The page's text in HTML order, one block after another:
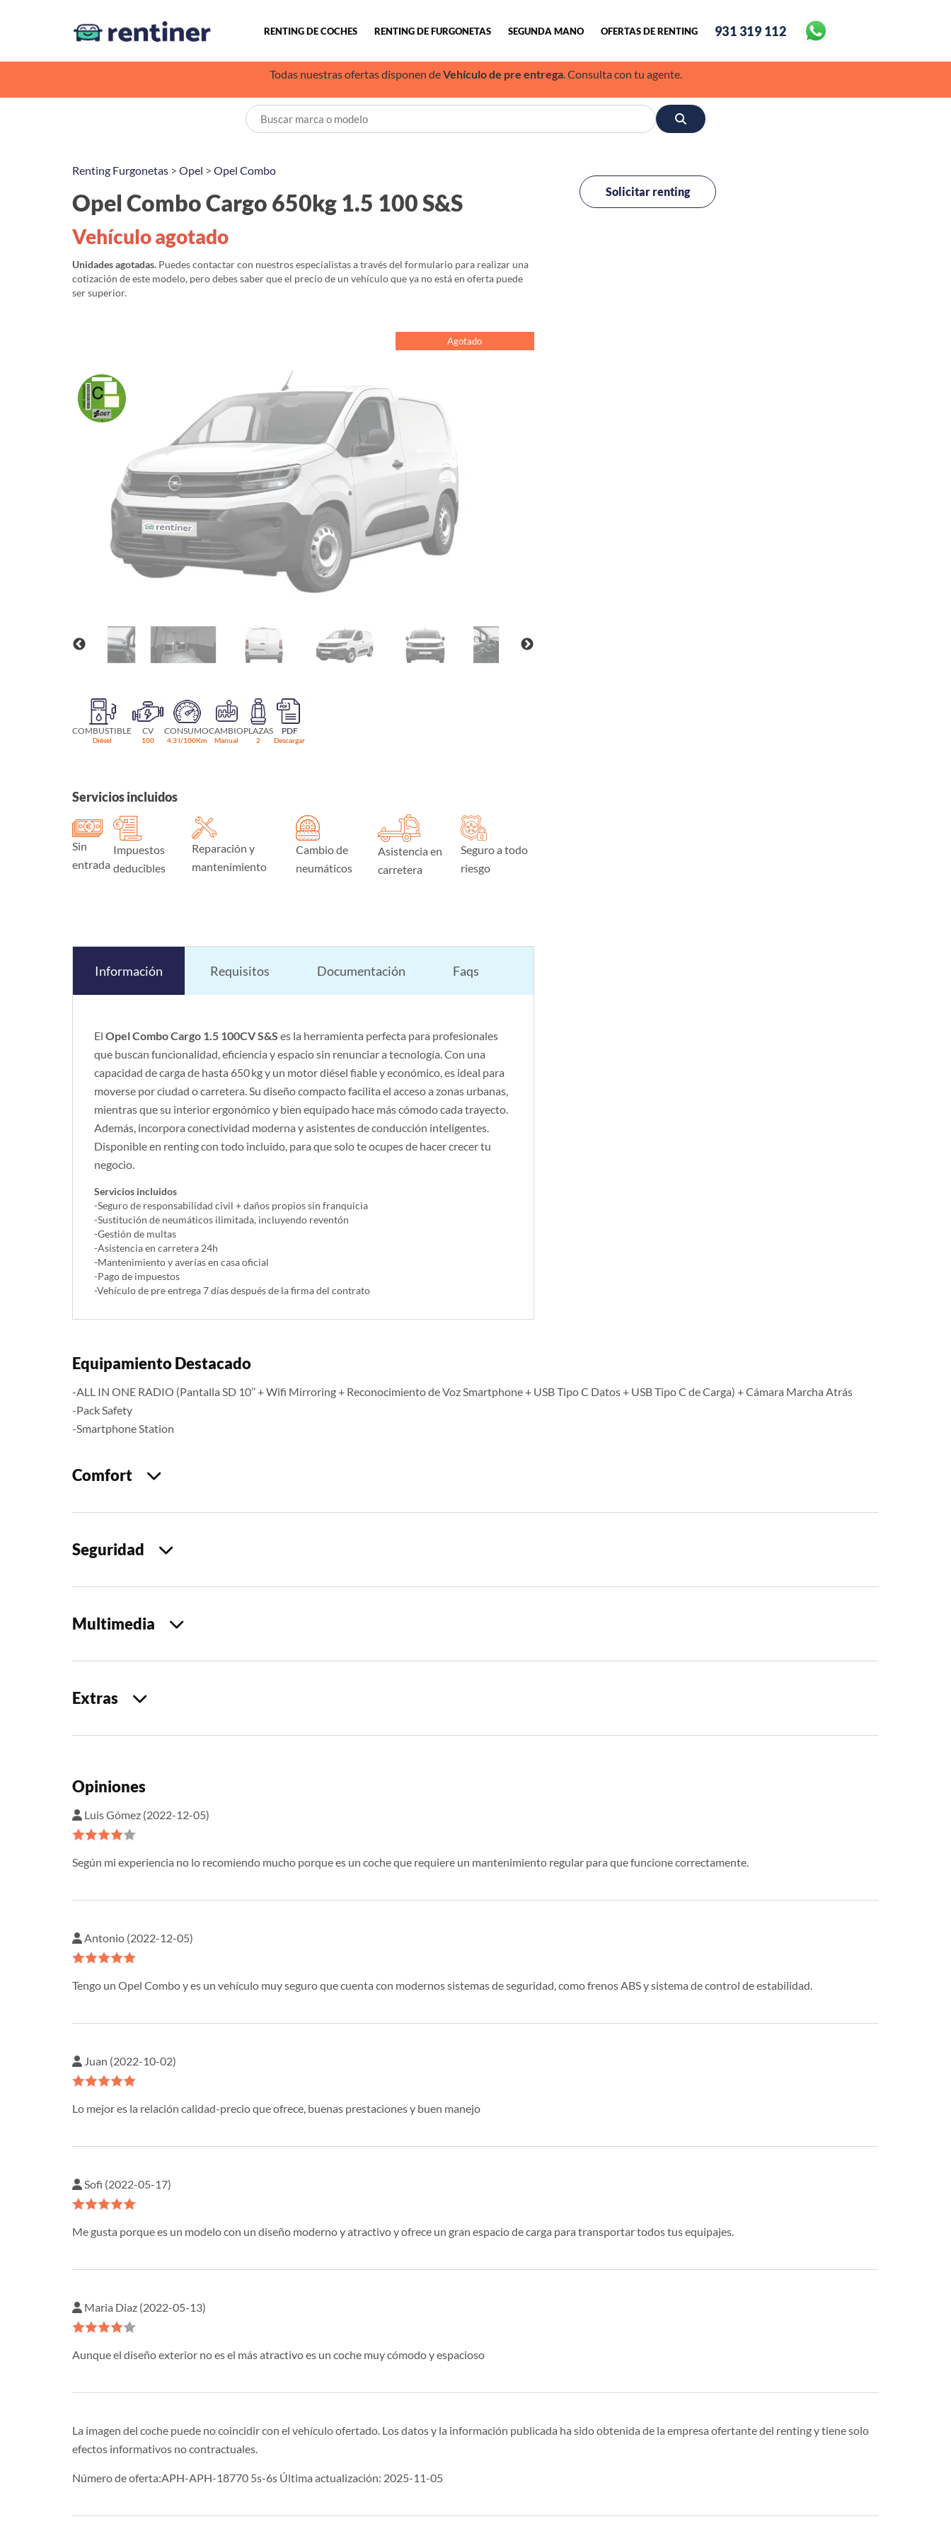
RENTING DE COCHES RENTING DE FURGONETAS SEGUNDA MANO OFERTAS DE RENTING 931 319 112
Todas nuestras ofertas disponen deVehículo de pre entrega. Consulta con tu agente.
Renting Furgonetas > Opel > Opel Combo
Opel Combo Cargo 650kg 1.5 100 S&S
Vehículo agotado
Unidades agotadas. Puedes contactar con nuestros especialistas a través del formulario para realizar una
cotización de este modelo, pero debes saber que el precio de un vehículo que ya no está en oferta puede
ser superior.
Agotado
COMBUSTIBLE
Diésel
CV
100
CONSUMO
4.3 l/100Km
CAMBIO
Manual
PLAZAS
2
PDF
Descargar
Servicios incluidos
Sin
entrada
Impuestos
deducibles
Reparación y
mantenimiento
Cambio de
neumáticos
Asistencia en
carretera
Seguro a todo
riesgo
Información Requisitos Documentación Faqs
El Opel Combo Cargo 1.5 100CV S&S es la herramienta perfecta para profesionales
que buscan funcionalidad, eficiencia y espacio sin renunciar a tecnología. Con una
capacidad de carga de hasta 650 kg y un motor diésel fiable y económico, es ideal para
moverse por ciudad o carretera. Su diseño compacto facilita el acceso a zonas urbanas,
mientras que su interior ergonómico y bien equipado hace más cómodo cada trayecto.
Además, incorpora conectividad moderna y asistentes de conducción inteligentes.
Disponible en renting con todo incluido, para que solo te ocupes de hacer crecer tu
negocio.
Servicios incluidos
-Seguro de responsabilidad civil + daños propios sin franquicia
-Sustitución de neumáticos ilimitada, incluyendo reventón
-Gestión de multas
-Asistencia en carretera 24h
-Mantenimiento y averías en casa oficial
-Pago de impuestos
-Vehículo de pre entrega 7 días después de la firma del contrato
Solicitar renting
Equipamiento Destacado
-ALL IN ONE RADIO (Pantalla SD 10’’ + Wifi Mirroring + Reconocimiento de Voz Smartphone + USB Tipo C Datos + USB Tipo C de Carga) + Cámara Marcha Atrás
-Pack Safety
-Smartphone Station
Comfort
Seguridad
Multimedia
Extras
Opiniones
Luis Gómez (2022-12-05)
Según mi experiencia no lo recomiendo mucho porque es un coche que requiere un mantenimiento regular para que funcione correctamente.
Antonio (2022-12-05)
Tengo un Opel Combo y es un vehículo muy seguro que cuenta con modernos sistemas de seguridad, como frenos ABS y sistema de control de estabilidad.
Juan (2022-10-02)
Lo mejor es la relación calidad-precio que ofrece, buenas prestaciones y buen manejo
Sofi (2022-05-17)
Me gusta porque es un modelo con un diseño moderno y atractivo y ofrece un gran espacio de carga para transportar todos tus equipajes.
Maria Diaz (2022-05-13)
Aunque el diseño exterior no es el más atractivo es un coche muy cómodo y espacioso
La imagen del coche puede no coincidir con el vehículo ofertado. Los datos y la información publicada ha sido obtenida de la empresa ofertante del renting y tiene solo
efectos informativos no contractuales.
Número de oferta:APH-APH-18770 5s-6s Última actualización: 2025-11-05